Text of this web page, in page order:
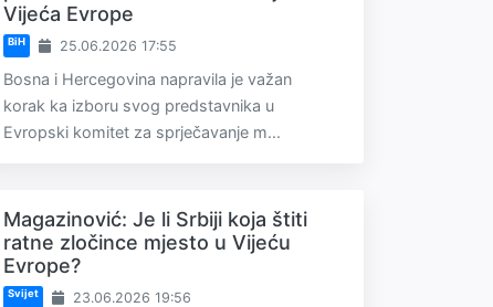
Vijeća Evrope
BiH 25.06.2026 17:55
Bosna i Hercegovina napravila je važan
korak ka izboru svog predstavnika u
Evropski komitet za sprječavanje m...
Magazinović: Je li Srbiji koja štiti
ratne zločince mjesto u Vijeću
Evrope?
Svijet 23.06.2026 19:56